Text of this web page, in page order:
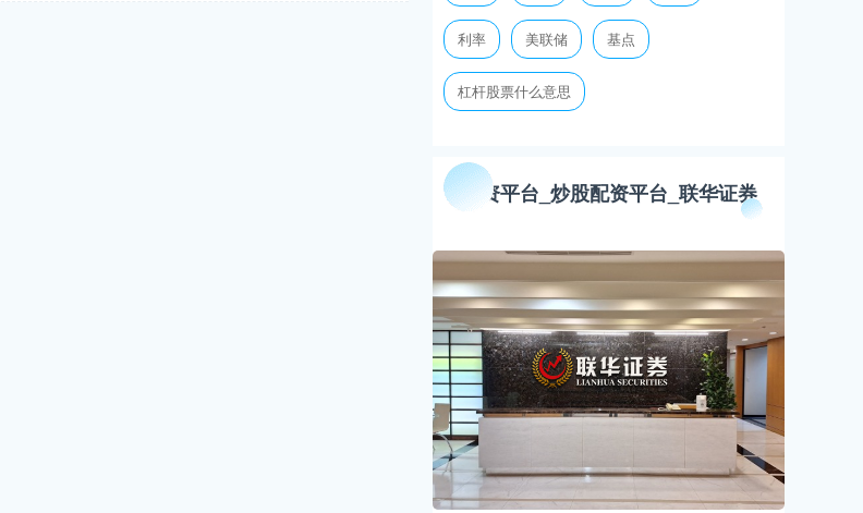
利率 美联储 基点
杠杆股票什么意思
配资平台_炒股配资平台_联华证券